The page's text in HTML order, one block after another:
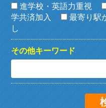
進学校・英語力重視
学共済加入
最寄り駅
し
その他キーワード